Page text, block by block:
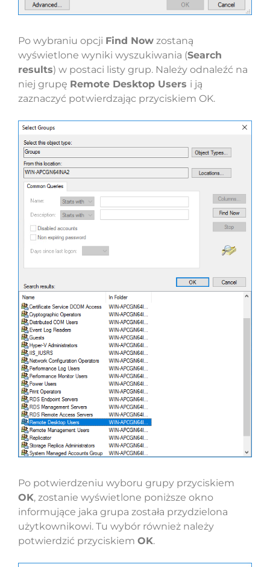
Po wybraniu opcji Find Now zostaną
wyświetlone wyniki wyszukiwania (Search
results) w postaci listy grup. Należy odnaleźć na
niej grupę Remote Desktop Users i ją
zaznaczyć potwierdzając przyciskiem OK.
Po potwierdzeniu wyboru grupy przyciskiem
OK, zostanie wyświetlone poniższe okno
informujące jaka grupa została przydzielona
użytkownikowi. Tu wybór również należy
potwierdzić przyciskiem OK.